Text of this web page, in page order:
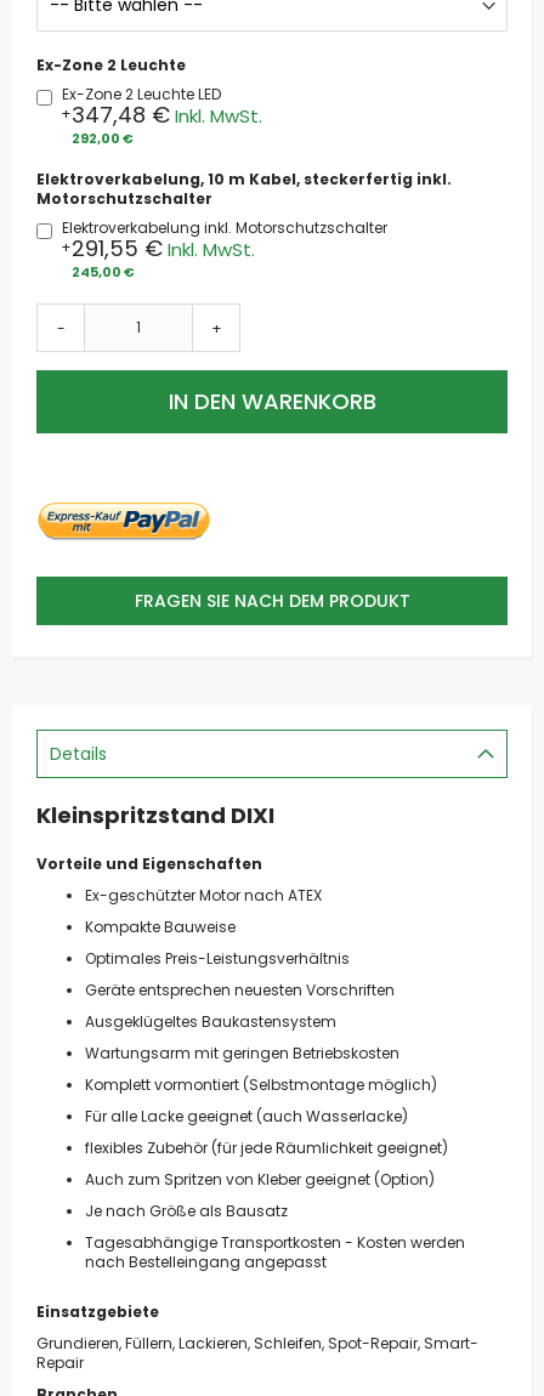
Ex-Zone 2 Leuchte
Ex-Zone 2 Leuchte LED
+347,48 €
292,00 €
Elektroverkabelung, 10 m Kabel, steckerfertig inkl.
Motorschutzschalter
Elektroverkabelung inkl. Motorschutzschalter
+291,55 €
245,00 €
- +
IN DEN WARENKORB
FRAGEN SIE NACH DEM PRODUKT
Details
Kleinspritzstand DIXI
Vorteile und Eigenschaften
Ex-geschützter Motor nach ATEX
Kompakte Bauweise
Optimales Preis-Leistungsverhältnis
Geräte entsprechen neuesten Vorschriften
Ausgeklügeltes Baukastensystem
Wartungsarm mit geringen Betriebskosten
Komplett vormontiert (Selbstmontage möglich)
Für alle Lacke geeignet (auch Wasserlacke)
flexibles Zubehör (für jede Räumlichkeit geeignet)
Auch zum Spritzen von Kleber geeignet (Option)
Je nach Größe als Bausatz
Tagesabhängige Transportkosten - Kosten werden
nach Bestelleingang angepasst
Einsatzgebiete
Grundieren, Füllern, Lackieren, Schleifen, Spot-Repair, Smart-
Repair